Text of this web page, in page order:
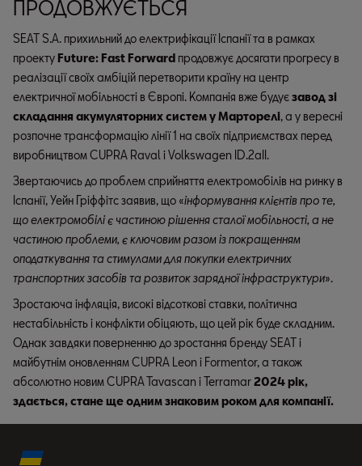
ПРОДОВЖУЄТЬСЯ
SEAT S.A. прихильний до електрифікації Іспанії та в рамках
проекту Future: Fast Forward продовжує досягати прогресу в
реалізації своїх амбіцій перетворити країну на центр
електричної мобільності в Європі. Компанія вже будуєзавод зі
складання акумуляторних систем у Марторелі, а у вересні
розпочне трансформацію лінії 1 на своїх підприємствах перед
виробництвом CUPRA Raval і Volkswagen ID.2aII.
Звертаючись до проблем сприйняття електромобілів на ринку в
Іспанії, Уейн Гріффітс заявив, що «інформування клієнтів про те,
що електромобілі є частиною рішення сталої мобільності, а не
частиною проблеми, є ключовим разом із покращенням
оподаткування та стимулами для покупки електричних
транспортних засобів та розвиток зарядної інфраструктури».
Зростаюча інфляція, високі відсоткові ставки, політична
нестабільність і конфлікти обіцяють, що цей рік буде складним.
Однак завдяки поверненню до зростання бренду SEAT і
майбутнім оновленням CUPRA Leon і Formentor, а також
абсолютно новим CUPRA Tavascan і Terramar2024 рік,
здається, стане ще одним знаковим роком для компанії.